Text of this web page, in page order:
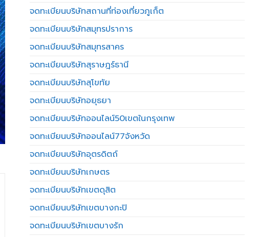
จดทะเบียนบริษัทสถานที่ท่องเที่ยวภูเก็ต
จดทะเบียนบริษัทสมุทรปราการ
จดทะเบียนบริษัทสมุทรสาคร
จดทะเบียนบริษัทสุราษฎร์ธานี
จดทะเบียนบริษัทสุโขทัย
จดทะเบียนบริษัทอยุธยา
จดทะเบียนบริษัทออนไลน์50เขตในกรุงเทพ
จดทะเบียนบริษัทออนไลน์77จังหวัด
จดทะเบียนบริษัทอุตรดิตถ์
จดทะเบียนบริษัทเกษตร
จดทะเบียนบริษัทเขตดุสิต
จดทะเบียนบริษัทเขตบางกะปิ
จดทะเบียนบริษัทเขตบางรัก